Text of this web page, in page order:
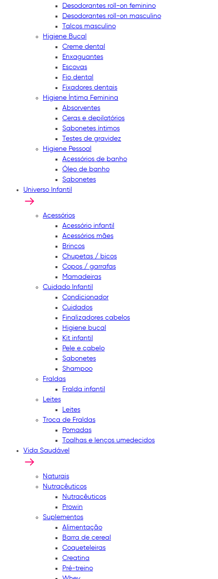
Desodorantes roll-on feminino
Desodorantes roll-on masculino
Talcos masculino
Higiene Bucal
Creme dental
Enxaguantes
Escovas
Fio dental
Fixadores dentais
Higiene Íntima Feminina
Absorventes
Ceras e depilatórios
Sabonetes íntimos
Testes de gravidez
Higiene Pessoal
Acessórios de banho
Óleo de banho
Sabonetes
Universo Infantil
Acessórios
Acessório infantil
Acessórios mães
Brincos
Chupetas / bicos
Copos / garrafas
Mamadeiras
Cuidado Infantil
Condicionador
Cuidados
Finalizadores cabelos
Higiene bucal
Kit infantil
Pele e cabelo
Sabonetes
Shampoo
Fraldas
Fralda infantil
Leites
Leites
Troca de Fraldas
Pomadas
Toalhas e lenços umedecidos
Vida Saudável
Naturais
Nutracêuticos
Nutracêuticos
Prowin
Suplementos
Alimentação
Barra de cereal
Coqueteleiras
Creatina
Pré-treino